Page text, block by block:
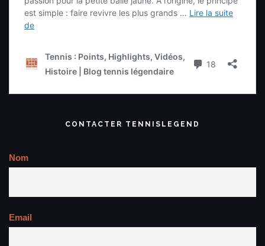
CONTACTER TENNISLEGEND
Nom
Email